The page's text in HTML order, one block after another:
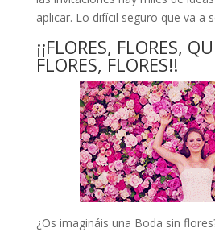
aplicar. Lo difícil seguro que va a
¡¡FLORES, FLORES,
FLORES, FLORES!!
¿Os imagináis una Boda sin